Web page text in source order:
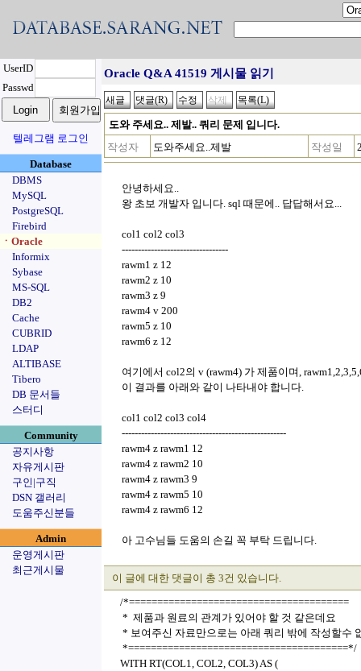
UserID
Passwd
텔레그램 로그인
Database
DBMS
MySQL
PostgreSQL
Firebird
ㆍOracle
Informix
Sybase
MS-SQL
DB2
Cache
CUBRID
LDAP
ALTIBASE
Tibero
DB 문서들
스터디
Community
공지사항
자유게시판
구인|구직
DSN 갤러리
도움주신분들
Admin
운영게시판
최근게시물
Oracle Q&A 41519 게시물 읽기
도와 주세요.. 제발.. 쿼리 문제 입니다.
작성자
도와주세요..제발 작성일
안녕하세요..
왕 초보 개발자 입니다. sql 때문에.. 답답해서요...
col1 col2 col3
---------------------------------
rawm1 z 12
rawm2 z 10
rawm3 z 9
rawm4 v 200
rawm5 z 10
rawm6 z 12
여기에서 col2의 v (rawm4) 가 제품이며,
이 결과를 아래와 같이 나타내야 합니다.
col1 col2 col3 col4
---------------------------------------------------
rawm4 z rawm1 12
rawm4 z rawm2 10
rawm4 z rawm3 9
rawm4 z rawm5 10
rawm4 z rawm6 12
아 고수님들 도움의 손길 꼭 부탁 드립니다.
이 글에 대한 댓글이 총 3건 있습니다.
/*=======================================
* 제품과 원료의 관계가 있어야 할 것 같은데요
* 보여주신 자료만으로는 아래 쿼리 밖에 작성할수
*=======================================*/
WITH RT(COL1, COL2, COL3) AS (